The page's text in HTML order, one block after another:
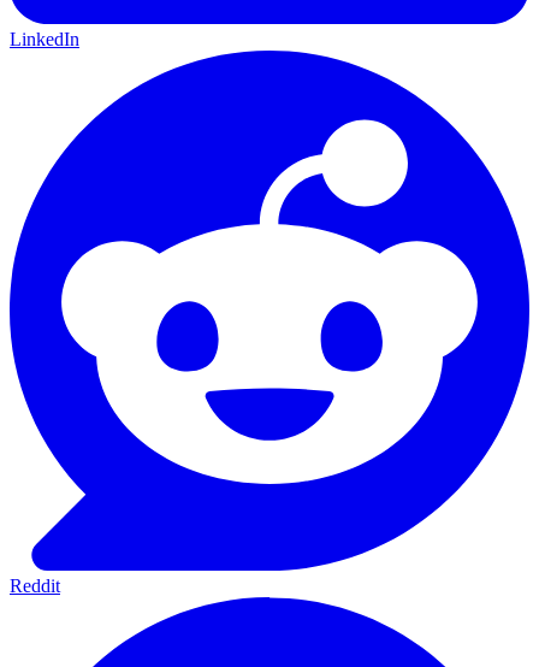
LinkedIn
Reddit